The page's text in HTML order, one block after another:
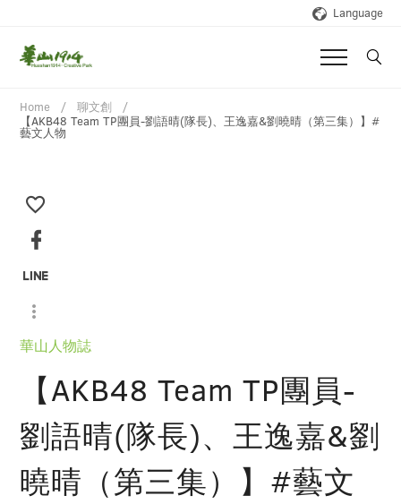
Language
Home
聊文創
【AKB48 Team TP團員-劉語晴(隊長)、王逸嘉&劉曉晴（第三集）】#
藝文人物
華山人物誌
【AKB48 Team TP團員-
劉語晴(隊長)、王逸嘉&劉
曉晴（第三集）】#藝文